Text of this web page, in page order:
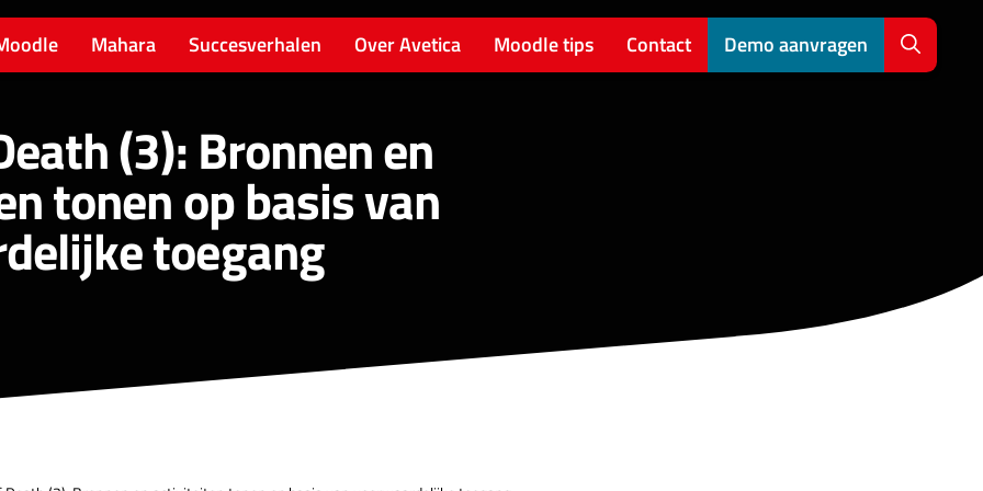
Mahara Succesverhalen Over Avetica Moodle tips Contact Demo aanvragen
(3): Bronnen en
tonen op basis van
toegang